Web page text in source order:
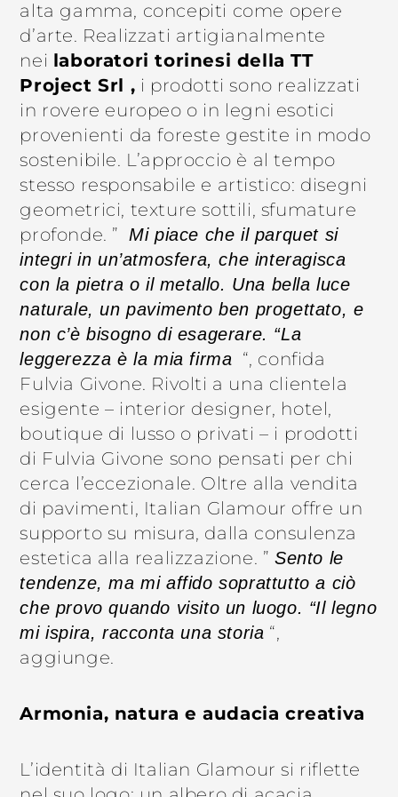
alta gamma, concepiti come opere
d’arte. Realizzati artigianalmente
nei laboratori torinesi della TT
Project Srl , i prodotti sono realizzati
in rovere europeo o in legni esotici
provenienti da foreste gestite in modo
sostenibile. L’approccio è al tempo
stesso responsabile e artistico: disegni
geometrici, texture sottili, sfumature
profonde. ”Mi piace che il parquet si
integri in un’atmosfera, che interagisca
con la pietra o il metallo. Una bella luce
naturale, un pavimento ben progettato, e
non c’è bisogno di esagerare. “La
leggerezza è la mia firma “, confida
Fulvia Givone. Rivolti a una clientela
esigente – interior designer, hotel,
boutique di lusso o privati ​​– i prodotti
di Fulvia Givone sono pensati per chi
cerca l’eccezionale. Oltre alla vendita
di pavimenti, Italian Glamour offre un
supporto su misura, dalla consulenza
estetica alla realizzazione. ” Sento le
tendenze, ma mi affido soprattutto a ciò
che provo quando visito un luogo. “Il legno
mi ispira, racconta una storia “,
aggiunge.
Armonia, natura e audacia creativa
L’identità di Italian Glamour si riflette